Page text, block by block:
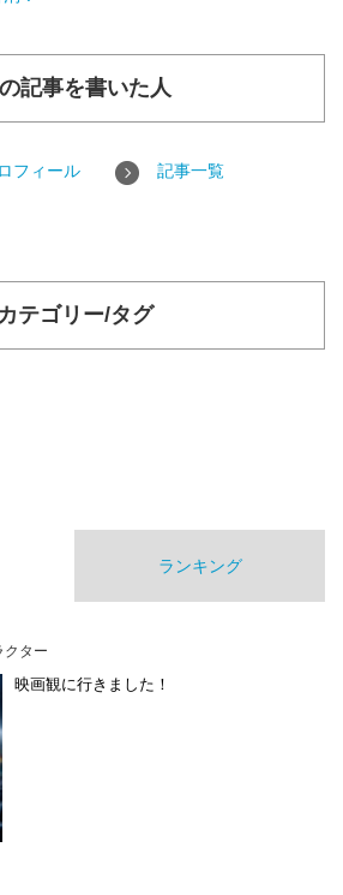
記事を書いた人
フィール 記事一覧
カテゴリー/タグ
ランキング
クター
映画観に行きました！